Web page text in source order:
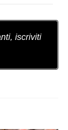
iscriviti